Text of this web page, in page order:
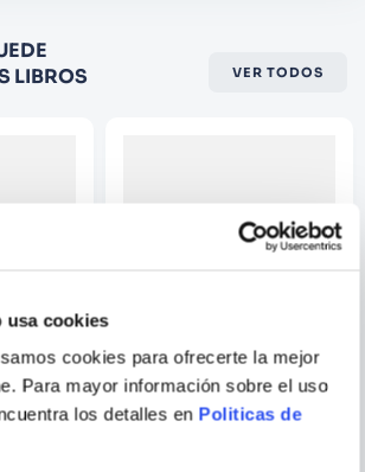
usa cookies
cookies para ofrecerte la mejor
Para mayor información sobre el uso
los detalles en Politicas de
el producto de 1 a 5
comentario
LIBROS
VER TODOS
COMO DIBUJAR Y PINTAR
STEAMPUNK